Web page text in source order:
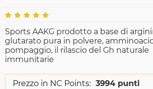
Sports AAKG prodotto a base di
glutarato pura in polvere,
pompaggio, il rilascio del Gh naturale
immunitarie
Prezzo in NC Points: 3994 punti